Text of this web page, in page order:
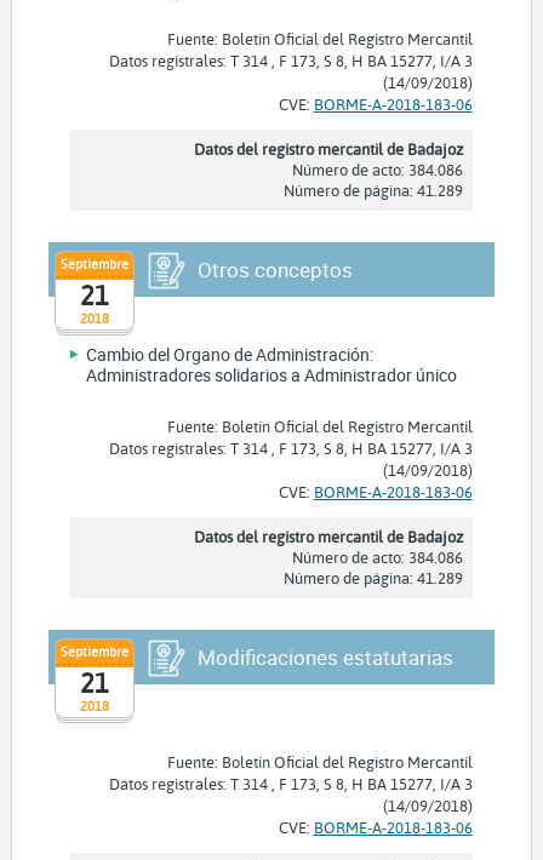
Fuente: Boletín Oficial del Registro Mercantil
Datos registrales: T 314 , F 173, S 8, H BA 15277, I/A 3
(14/09/2018)
CVE: BORME-A-2018-183-06
Datos del registro mercantil de Badajoz
Número de acto: 384.086
Número de página: 41.289
2018
Septiembre
21
Otros conceptos
Cambio del Organo de Administración:
Administradores solidarios a Administrador único
Fuente: Boletín Oficial del Registro Mercantil
Datos registrales: T 314 , F 173, S 8, H BA 15277, I/A 3
(14/09/2018)
CVE: BORME-A-2018-183-06
Datos del registro mercantil de Badajoz
Número de acto: 384.086
Número de página: 41.289
2018
Septiembre
21
Modificaciones estatutarias
Fuente: Boletín Oficial del Registro Mercantil
Datos registrales: T 314 , F 173, S 8, H BA 15277, I/A 3
(14/09/2018)
CVE: BORME-A-2018-183-06